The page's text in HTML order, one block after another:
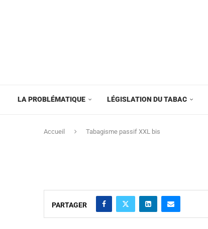
LA PROBLÉMATIQUE LÉGISLATION DU TABAC
Accueil Tabagisme passif XXL bis
PARTAGER